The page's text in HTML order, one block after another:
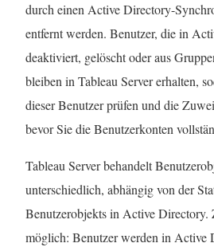
e
r
g
e
durch einen Active Directory-
entfernt werden. Benutzer, die in
deaktiviert, gelöscht oder aus
bleiben in Tableau Server erhalten,
dieser Benutzer prüfen und die
bevor Sie die Benutzerkonten
Tableau Server behandelt
unterschiedlich, abhängig von der
Benutzerobjekts in Active Directory.
möglich: Benutzer werden in Active